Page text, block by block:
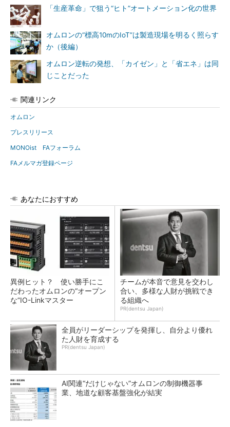
「生産革命」で狙う“ヒト”オートメーション化の世界
オムロンの“標高10mのIoT”は製造現場を明るく照らす
か（後編）
オムロン逆転の発想、「カイゼン」と「省エネ」は同
じことだった
関連リンク
オムロン
プレスリリース
MONOist FAフォーラム
FAメルマガ登録ページ
あなたにおすすめ
異例ヒット？ 使い勝手にこ
だわったオムロンの“オープン
な”IO-Linkマスター
チームが本音で意見を交わし
合い、多様な人財が挑戦でき
る組織へ
PR(dentsu Japan)
全員がリーダーシップを発揮し、自分より優れ
た人財を育成する
PR(dentsu Japan)
AI関連“だけじゃない”オムロンの制御機器事
業、地道な顧客基盤強化が結実